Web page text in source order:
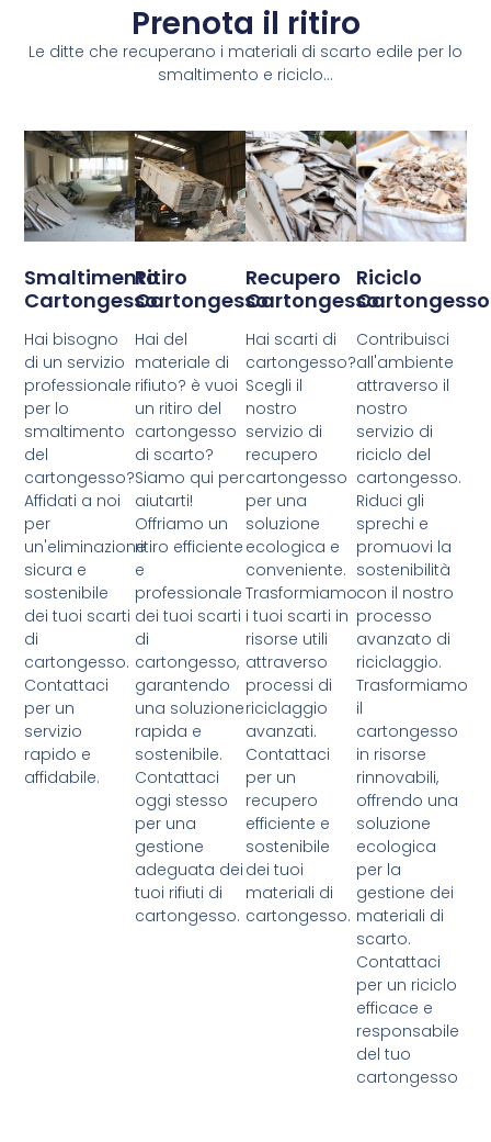
Prenota il ritiro
Le ditte che recuperano i materiali di scarto edile per lo
smaltimento e riciclo...
Smaltimento
Cartongesso
Hai bisogno
di un servizio
professionale
per lo
smaltimento
del
cartongesso?
Affidati a noi
per
un'eliminazione
sicura e
sostenibile
dei tuoi scarti
di
cartongesso.
Contattaci
per un
servizio
rapido e
affidabile.
Ritiro
Cartongesso
Hai del
materiale di
rifiuto? è vuoi
un ritiro del
cartongesso
di scarto?
Siamo qui per
aiutarti!
Offriamo un
ritiro efficiente
e
professionale
dei tuoi scarti
di
cartongesso,
garantendo
una soluzione
rapida e
sostenibile.
Contattaci
oggi stesso
per una
gestione
adeguata dei
tuoi rifiuti di
cartongesso.
Recupero
Cartongesso
Hai scarti di
cartongesso?
Scegli il
nostro
servizio di
recupero
cartongesso
per una
soluzione
ecologica e
conveniente.
Trasformiamo
i tuoi scarti in
risorse utili
attraverso
processi di
riciclaggio
avanzati.
Contattaci
per un
recupero
efficiente e
sostenibile
dei tuoi
materiali di
cartongesso.
Riciclo
Cartongesso
Contribuisci
all'ambiente
attraverso il
nostro
servizio di
riciclo del
cartongesso.
Riduci gli
sprechi e
promuovi la
sostenibilità
con il nostro
processo
avanzato di
riciclaggio.
Trasformiamo
il
cartongesso
in risorse
rinnovabili,
offrendo una
soluzione
ecologica
per la
gestione dei
materiali di
scarto.
Contattaci
per un riciclo
efficace e
responsabile
del tuo
cartongesso